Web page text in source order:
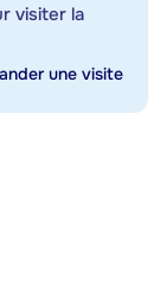
visiter la
une visite